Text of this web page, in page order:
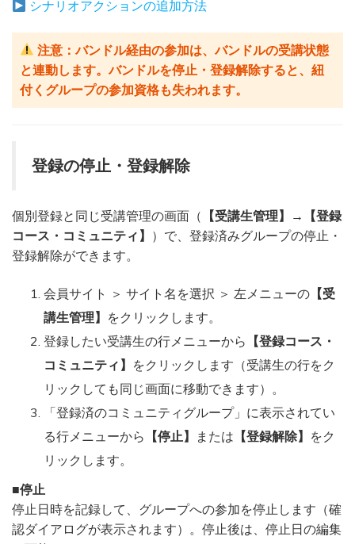
シナリオアクションの追加方法
注意：バンドル経由の参加は、バンドルの受講状態
と連動します。バンドルを停止・登録解除すると、紐
付くグループの参加資格も失われます。
登録の停止・登録解除
個別登録と同じ受講管理の画面（ 【受講生管理】 →
【登録
コース・コミュニティ】 ）で、登録済みグループの停止・
登録解除ができます。
会員サイト ＞ サイト名を選択 ＞ 左メニューの 【受
講生管理】 をクリックします。
登録したい受講生の行メニューから 【登録コース・
コミュニティ】 をクリックします（受講生の行をク
リックしても同じ画面に移動できます）。
「登録済のコミュニティグループ」に表示されてい
る行メニューから 【停止】 または 【登録解除】 をク
リックします。
■停止
停止日時を記録して、グループへの参加を停止します（確
認ダイアログが表示されます）。停止後は、停止日の編集